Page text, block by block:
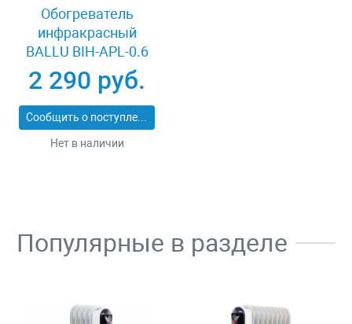
Обогреватель
инфракрасный
BALLU BIH-APL-0.6
2 290 руб.
Сообщить о поступлении
Нет в наличии
Популярные в разделе